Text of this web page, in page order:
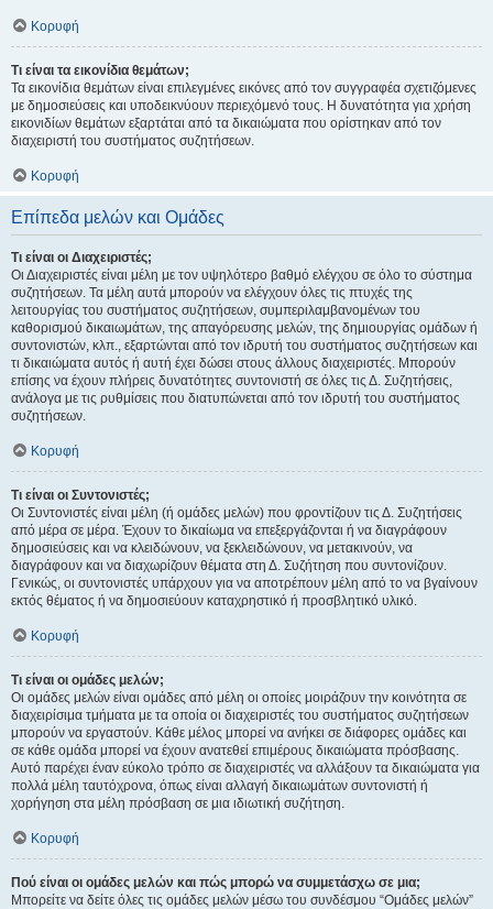
Κορυφή
Τι είναι τα εικονίδια θεμάτων;
Τα εικονίδια θεμάτων είναι επιλεγμένες εικόνες από τον συγγραφέα σχετιζόμενες
με δημοσιεύσεις και υποδεικνύουν περιεχόμενό τους. Η δυνατότητα για χρήση
εικονιδίων θεμάτων εξαρτάται από τα δικαιώματα που ορίστηκαν από τον
διαχειριστή του συστήματος συζητήσεων.
Κορυφή
Επίπεδα μελών και Ομάδες
Τι είναι οι Διαχειριστές;
Οι Διαχειριστές είναι μέλη με τον υψηλότερο βαθμό ελέγχου σε όλο το σύστημα
συζητήσεων. Τα μέλη αυτά μπορούν να ελέγχουν όλες τις πτυχές της
λειτουργίας του συστήματος συζητήσεων, συμπεριλαμβανομένων του
καθορισμού δικαιωμάτων, της απαγόρευσης μελών, της δημιουργίας ομάδων ή
συντονιστών, κλπ., εξαρτώνται από τον ιδρυτή του συστήματος συζητήσεων και
τι δικαιώματα αυτός ή αυτή έχει δώσει στους άλλους διαχειριστές. Μπορούν
επίσης να έχουν πλήρεις δυνατότητες συντονιστή σε όλες τις Δ. Συζητήσεις,
ανάλογα με τις ρυθμίσεις που διατυπώνεται από τον ιδρυτή του συστήματος
συζητήσεων.
Κορυφή
Τι είναι οι Συντονιστές;
Οι Συντονιστές είναι μέλη (ή ομάδες μελών) που φροντίζουν τις Δ. Συζητήσεις
από μέρα σε μέρα. Έχουν το δικαίωμα να επεξεργάζονται ή να διαγράφουν
δημοσιεύσεις και να κλειδώνουν, να ξεκλειδώνουν, να μετακινούν, να
διαγράφουν και να διαχωρίζουν θέματα στη Δ. Συζήτηση που συντονίζουν.
Γενικώς, οι συντονιστές υπάρχουν για να αποτρέπουν μέλη από το να βγαίνουν
εκτός θέματος ή να δημοσιεύουν καταχρηστικό ή προσβλητικό υλικό.
Κορυφή
Τι είναι οι ομάδες μελών;
Οι ομάδες μελών είναι ομάδες από μέλη οι οποίες μοιράζουν την κοινότητα σε
διαχειρίσιμα τμήματα με τα οποία οι διαχειριστές του συστήματος συζητήσεων
μπορούν να εργαστούν. Κάθε μέλος μπορεί να ανήκει σε διάφορες ομάδες και
σε κάθε ομάδα μπορεί να έχουν ανατεθεί επιμέρους δικαιώματα πρόσβασης.
Αυτό παρέχει έναν εύκολο τρόπο σε διαχειριστές να αλλάξουν τα δικαιώματα για
πολλά μέλη ταυτόχρονα, όπως είναι αλλαγή δικαιωμάτων συντονιστή ή
χορήγηση στα μέλη πρόσβαση σε μια ιδιωτική συζήτηση.
Κορυφή
Πού είναι οι ομάδες μελών και πώς μπορώ να συμμετάσχω σε μια;
Μπορείτε να δείτε όλες τις ομάδες μελών μέσω του συνδέσμου “Ομάδες μελών”